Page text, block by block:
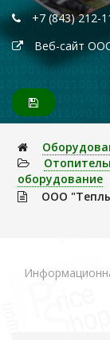
+7 (843) 212-
Веб-сайт
оборудование
ООО